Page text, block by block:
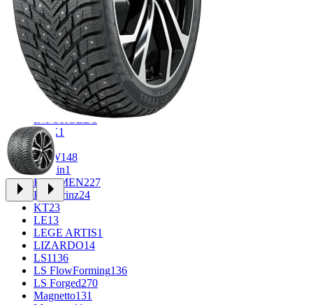
CROSS_STREET31
Eurodisk1
FF30
FR REPLICA1
GR34
Grizzly3
iFree912
iFree Original49
Ikon1
INFORGED1
K&K1
K72
KDW148
Keskin1
KHOMEN227
Kronprinz24
KT23
LE13
LEGE ARTIS1
LIZARDO14
LS1136
LS FlowForming136
LS Forged270
Magnetto131